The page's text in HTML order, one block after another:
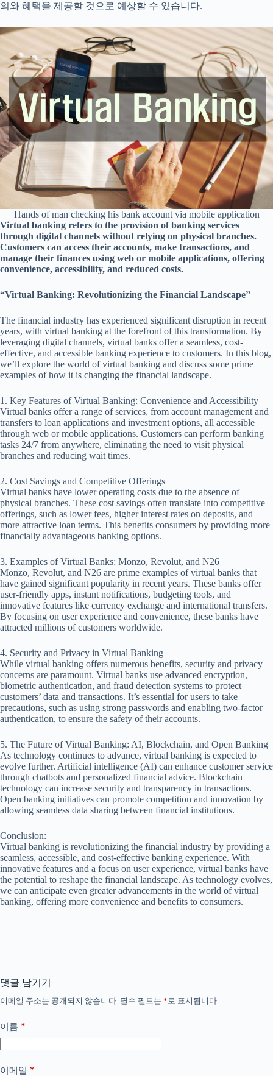
의와 혜택을 제공할 것으로 예상할 수 있습니다.
Hands of man checking his bank account via mobile application
Virtual banking refers to the provision of banking services
through digital channels without relying on physical branches.
Customers can access their accounts, make transactions, and
manage their finances using web or mobile applications, offering
convenience, accessibility, and reduced costs.
“Virtual Banking: Revolutionizing the Financial Landscape”
The financial industry has experienced significant disruption in recent
years, with virtual banking at the forefront of this transformation. By
leveraging digital channels, virtual banks offer a seamless, cost-
effective, and accessible banking experience to customers. In this blog,
we’ll explore the world of virtual banking and discuss some prime
examples of how it is changing the financial landscape.
1. Key Features of Virtual Banking: Convenience and Accessibility
Virtual banks offer a range of services, from account management and
transfers to loan applications and investment options, all accessible
through web or mobile applications. Customers can perform banking
tasks 24/7 from anywhere, eliminating the need to visit physical
branches and reducing wait times.
2. Cost Savings and Competitive Offerings
Virtual banks have lower operating costs due to the absence of
physical branches. These cost savings often translate into competitive
offerings, such as lower fees, higher interest rates on deposits, and
more attractive loan terms. This benefits consumers by providing more
financially advantageous banking options.
3. Examples of Virtual Banks: Monzo, Revolut, and N26
Monzo, Revolut, and N26 are prime examples of virtual banks that
have gained significant popularity in recent years. These banks offer
user-friendly apps, instant notifications, budgeting tools, and
innovative features like currency exchange and international transfers.
By focusing on user experience and convenience, these banks have
attracted millions of customers worldwide.
4. Security and Privacy in Virtual Banking
While virtual banking offers numerous benefits, security and privacy
concerns are paramount. Virtual banks use advanced encryption,
biometric authentication, and fraud detection systems to protect
customers’ data and transactions. It’s essential for users to take
precautions, such as using strong passwords and enabling two-factor
authentication, to ensure the safety of their accounts.
5. The Future of Virtual Banking: AI, Blockchain, and Open Banking
As technology continues to advance, virtual banking is expected to
evolve further. Artificial intelligence (AI) can enhance customer service
through chatbots and personalized financial advice. Blockchain
technology can increase security and transparency in transactions.
Open banking initiatives can promote competition and innovation by
allowing seamless data sharing between financial institutions.
Conclusion:
Virtual banking is revolutionizing the financial industry by providing a
seamless, accessible, and cost-effective banking experience. With
innovative features and a focus on user experience, virtual banks have
the potential to reshape the financial landscape. As technology evolves,
we can anticipate even greater advancements in the world of virtual
banking, offering more convenience and benefits to consumers.
댓글 남기기
이메일 주소는 공개되지 않습니다. 필수 필드는 *로 표시됩니다
이름 *
이메일 *